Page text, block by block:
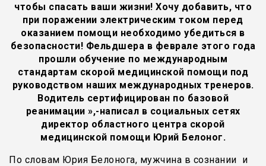
чтобы спасать ваши жизни! Хочу добавить, что
при поражении электрическим током перед
оказанием помощи необходимо убедиться в
безопасности! Фельдшера в феврале этого года
прошли обучение по международным
стандартам скорой медицинской помощи под
руководством наших международных тренеров.
Водитель сертифицирован по базовой
реанимации »,-написал в социальных сетях
директор областного центра скорой
медицинской помощи Юрий Белоног.
По словам Юрия Белонога, мужчина в сознании и